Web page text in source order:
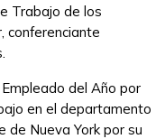
Trabajo de los
conferenciante
del Año por
en el departamento
de Nueva York por su